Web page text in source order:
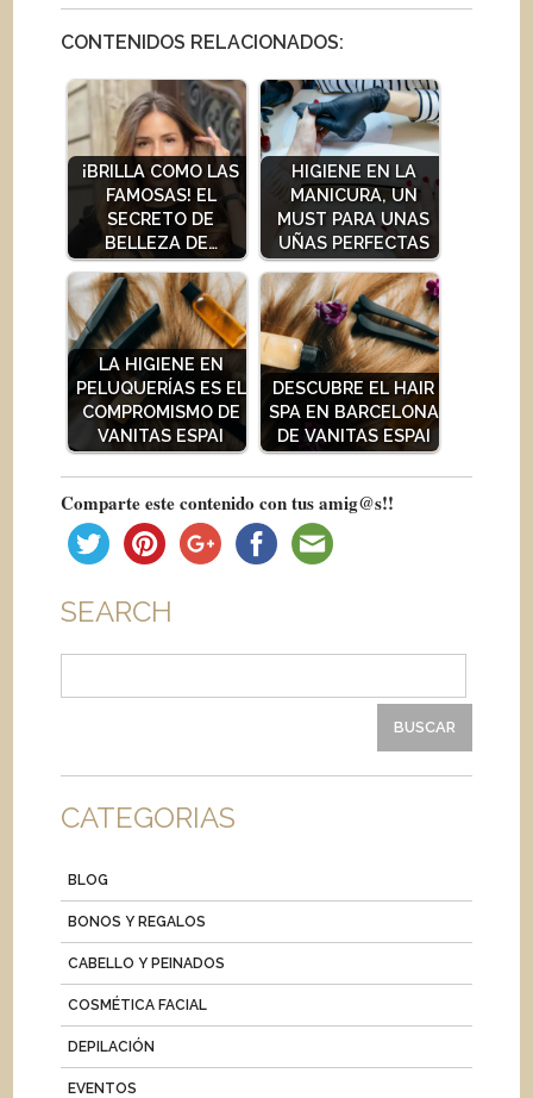
CONTENIDOS RELACIONADOS:
¡BRILLA COMO LAS
FAMOSAS! EL
SECRETO DE
BELLEZA DE…
HIGIENE EN LA
MANICURA, UN
MUST PARA UNAS
UÑAS PERFECTAS
LA HIGIENE EN
PELUQUERÍAS ES EL
COMPROMISMO DE
VANITAS ESPAI
DESCUBRE EL HAIR
SPA EN BARCELONA
DE VANITAS ESPAI
Comparte este contenido con tus amig@s!!
SEARCH
CATEGORIAS
BLOG
BONOS Y REGALOS
CABELLO Y PEINADOS
COSMÉTICA FACIAL
DEPILACIÓN
EVENTOS